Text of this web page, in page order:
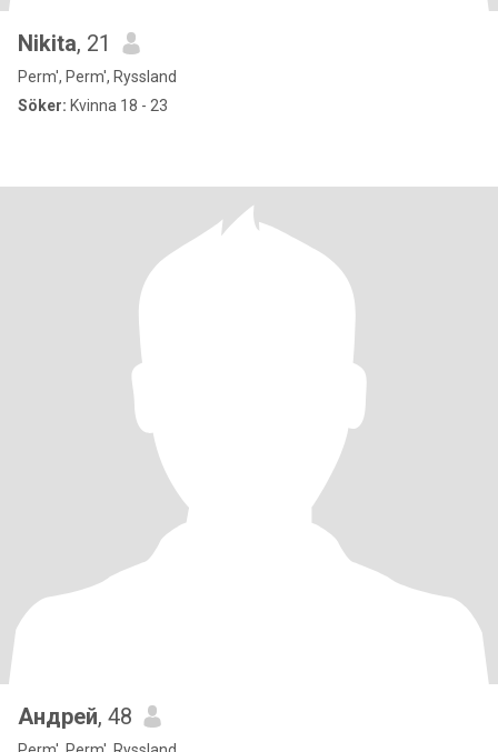
Nikita, 21
Perm', Perm', Ryssland
Söker: Kvinna 18 - 23
Андрей, 48